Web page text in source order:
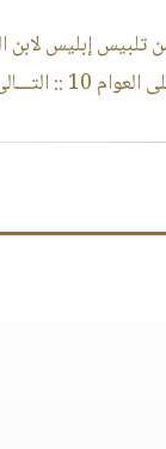
تلبيس إبليس
10
::